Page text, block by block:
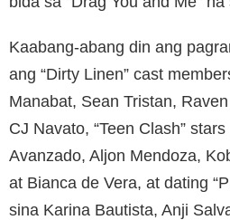
Kaabang-abang din ang
ang “Dirty Linen” cast
Manabat, Sean Tristan,
CJ Navato, “Teen Clash”
Avanzado, Aljon Mendoza,
at Bianca de Vera, at dating
sina Karina Bautista, Anji